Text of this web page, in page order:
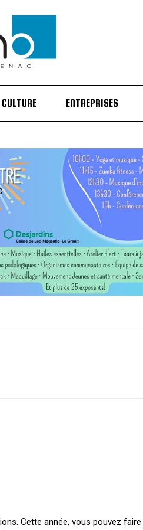
CULTURE ENTREPRISES
Cette année, vous pouvez faire